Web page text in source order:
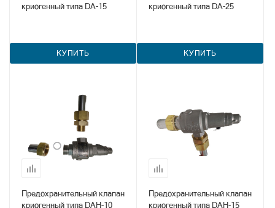
криогенный типа DA-15
КУПИТЬ
криогенный типа DA-25
КУПИТЬ
Предохранительный клапан
криогенный типа DAH-10
Предохранительный клапан
криогенный типа DAH-15